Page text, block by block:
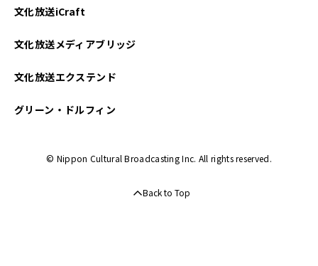
2025年01月
2024年12月
2024年11月
文化放送iCraft
文化放送メディアブリッジ
文化放送エクステンド
グリーン・ドルフィン
© Nippon Cultural Broadcasting Inc. All rights reserved.
Back to Top